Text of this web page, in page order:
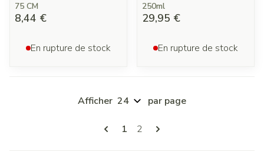
75 CM
8,44 €
En rupture de stock
250ml
29,95 €
En rupture de stock
Pages
Vous lisez actuellement la page
1 Page
2
Afficher par page